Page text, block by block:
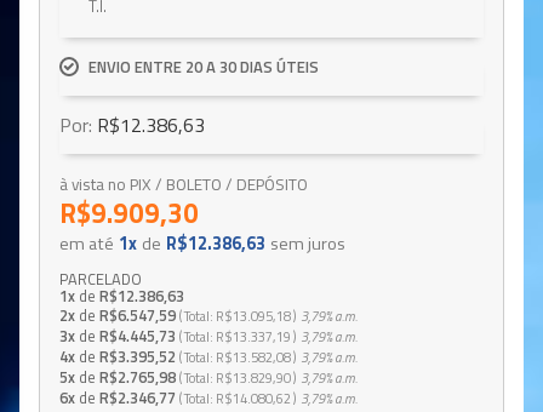
T.I.
ENVIO ENTRE 20 A 30 DIAS ÚTEIS
Por: R$12.386,63
à vista no PIX / BOLETO / DEPÓSITO
R$9.909,30
em até 1x de R$12.386,63 sem juros
PARCELADO
1x de R$12.386,63
2x de R$6.547,59 Total R$13.095,18 3,79%a.m.
3x de R$4.445,73 Total R$13.337,19 3,79%a.m.
4x de R$3.395,52 Total R$13.582,08 3,79%a.m.
5x de R$2.765,98 Total R$13.829,90 3,79%a.m.
6x de R$2.346,77 Total R$14.080,62 3,79%a.m.